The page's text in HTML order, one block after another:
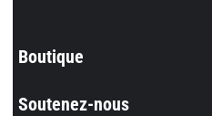
Boutique
Soutenez-nous